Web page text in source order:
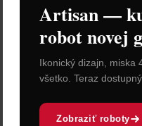
Artisan —
robot novej
Ikonický dizajn, miska
všetko. Teraz
Zobraziť roboty